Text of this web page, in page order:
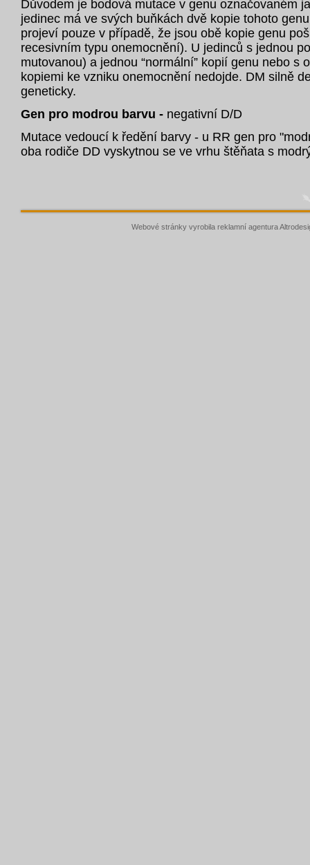
Důvodem je bodová mutace v genu označovaném
jedinec má ve svých buňkách dvě kopie tohoto
projeví pouze v případě, že jsou obě kopie genu
recesivním typu onemocnění). U jedinců s jednou
mutovanou) a jednou “normální” kopií genu nebo s
kopiemi ke vzniku onemocnění nedojde. DM silně
geneticky.
Gen pro modrou barvu - negativní D/D
Mutace vedoucí k ředění barvy - u RR gen pro
oba rodiče DD vyskytnou se ve vrhu štěňata s
Webové stránky vyrobila reklamní agentura